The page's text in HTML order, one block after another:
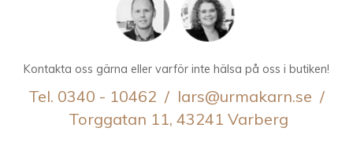
Kontakta oss gärna eller varför inte hälsa på oss i butiken!
Tel. 0340 - 10462 / lars@urmakarn.se /
Torggatan 11, 43241 Varberg